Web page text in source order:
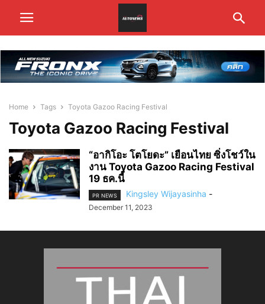
Home Tags Toyota Gazoo Racing Festival
Toyota Gazoo Racing Festival
“อากิโอะ โตโยดะ” เยือนไทย ซิ่งโชว์ใน
งาน Toyota Gazoo Racing Festival
19 ธค.นี้
PR NEWS Kingsley Wijayasinha -
December 11, 2023